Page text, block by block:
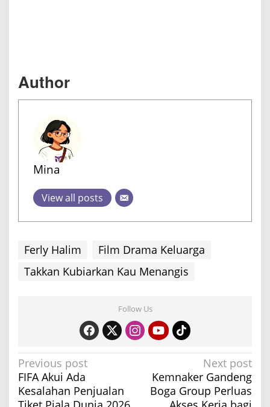
Author
Mina
View all posts
Ferly Halim
Film Drama Keluarga
Takkan Kubiarkan Kau Menangis
Follow Us
P
o
s
Previous post
FIFA Akui Ada
Kesalahan Penjualan
Next post
Kemnaker Gandeng
Boga Group Perluas